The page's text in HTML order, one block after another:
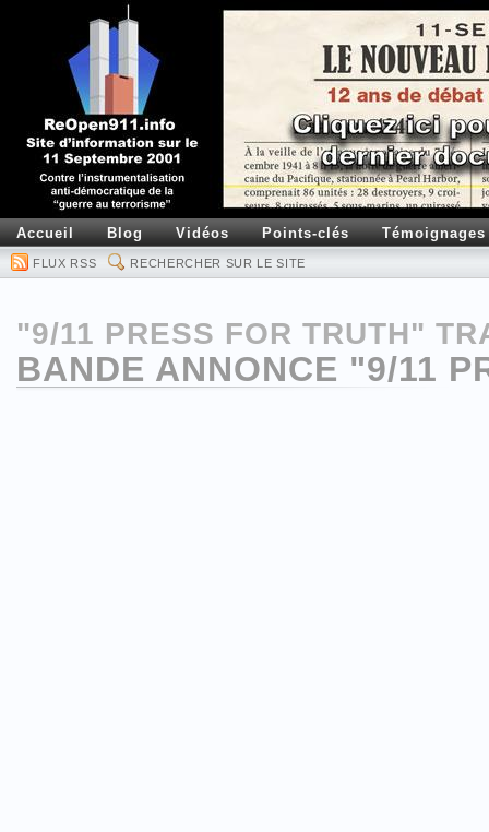
Accueil Blog Vidéos Points-clés Témoignages
FLUX RSS RECHERCHER SUR LE SITE
"9/11 PRESS FOR TRUTH"
BANDE ANNONCE "9/11